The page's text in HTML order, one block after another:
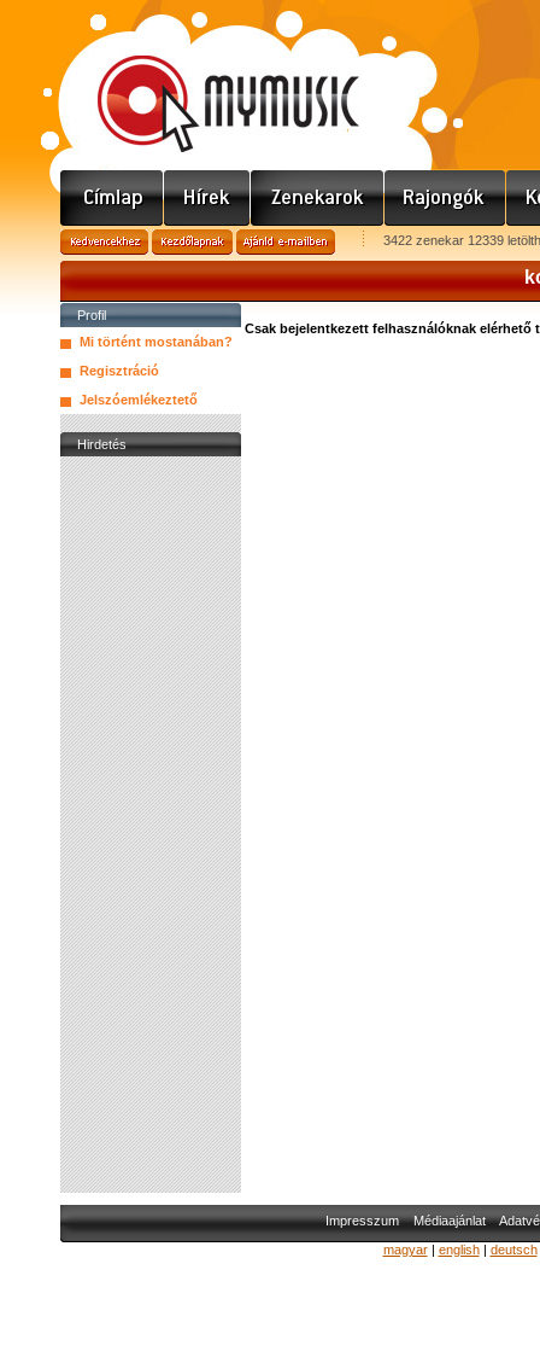
3422 zenekar 12339
Profil
Mi történt mostanában?
Regisztráció
Jelszóemlékeztető
Hirdetés
Csak bejelentkezett felhasználóknak elérhető
Impresszum Médiaajánlat
magyar| english| deutsch